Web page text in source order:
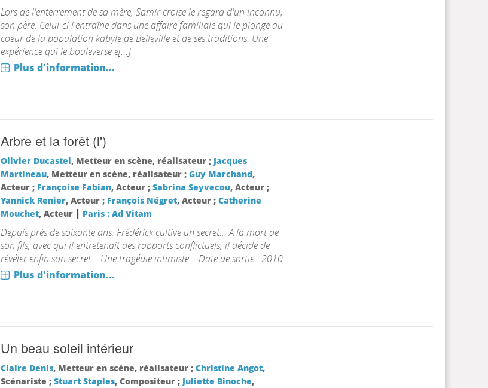
Lors de l'enterrement de sa mère, Samir croise le regard d'un inconnu,
son père. Celui-ci l'entraîne dans une affaire familiale qui le plonge au
coeur de la population kabyle de Belleville et de ses traditions. Une
expérience qui le bouleverse e[...]
Plus d'information...
Arbre et la forêt (l')
Olivier Ducastel, Metteur en scène, réalisateur ; Jacques
Martineau, Metteur en scène, réalisateur ; Guy Marchand,
Acteur ; Françoise Fabian, Acteur ; Sabrina Seyvecou, Acteur ;
Yannick Renier, Acteur ; François Négret, Acteur ; Catherine
Mouchet, Acteur | Paris : Ad Vitam
Depuis près de soixante ans, Frédérick cultive un secret... A la mort de
son fils, avec qui il entretenait des rapports conflictuels, il décide de
révéler enfin son secret... Une tragédie intimiste... Date de sortie : 2010
Plus d'information...
Un beau soleil intérieur
Claire Denis, Metteur en scène, réalisateur ; Christine Angot,
Scénariste ; Stuart Staples, Compositeur ; Juliette Binoche,